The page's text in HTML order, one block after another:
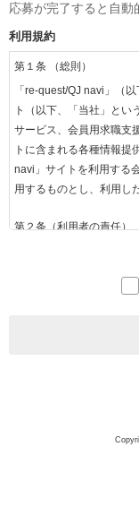
応募が完了すると自動
利用規約
第１条 （総則）
「re-quest/QJ navi」（
ト（以下、「当社」とい
サービス、会員用求職支
トに含まれる各種情報提
navi」サイトを利用する
用するものとし、利用し
第２条（利用者の責任）
2.インターネットを利用
3.利用者は、「QJnavi」
当社との間で「QJnavi